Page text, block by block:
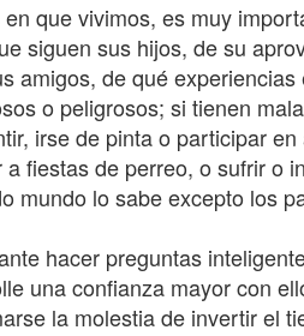
que vivimos, es muy
siguen sus hijos, de su
amigos, de qué
o peligrosos; si tienen
irse de pinta o participar
a fiestas de perreo, o sufrir o
mundo lo sabe excepto los
hacer preguntas
una confianza mayor con
la molestia de invertir el